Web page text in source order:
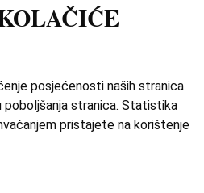
posjećenosti naših stranica
poboljšanja stranica. Statistika
pristajete na korištenje